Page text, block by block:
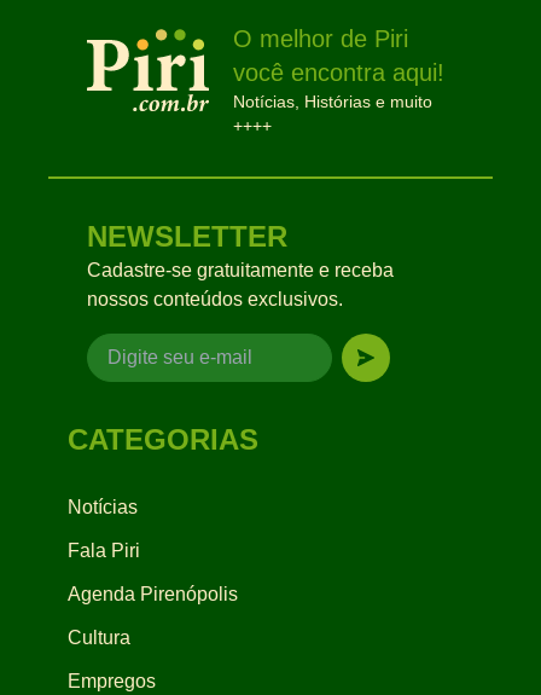
O melhor de Piri
você encontra aqui!
Notícias, Histórias e muito
++++
NEWSLETTER
Cadastre-se gratuitamente e receba
nossos conteúdos exclusivos.
CATEGORIAS
Notícias
Fala Piri
Agenda Pirenópolis
Cultura
Empregos